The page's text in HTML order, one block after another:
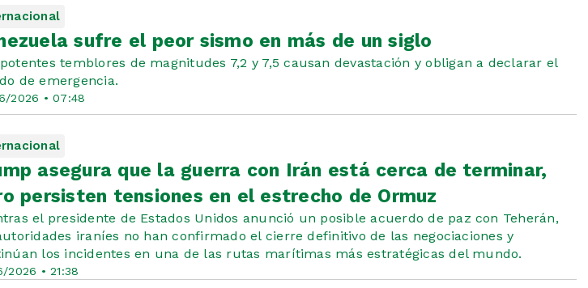
2026 • 07:48
sufre el peor sismo en más de un siglo
temblores de magnitudes 7,2 y 7,5 causan devastación y obligan a declarar el
de emergencia.
2026 • 21:38
asegura que la guerra con Irán está cerca de terminar,
persisten tensiones en el estrecho de Ormuz
el presidente de Estados Unidos anunció un posible acuerdo de paz con Teherán,
iraníes no han confirmado el cierre definitivo de las negociaciones y
los incidentes en una de las rutas marítimas más estratégicas del mundo.